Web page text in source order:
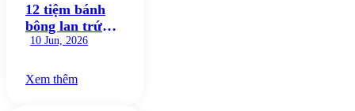
12 tiệm bánh
bông lan trứng
muối Đà Nẵng
đáng thử
10 Jun, 2026
Xem thêm